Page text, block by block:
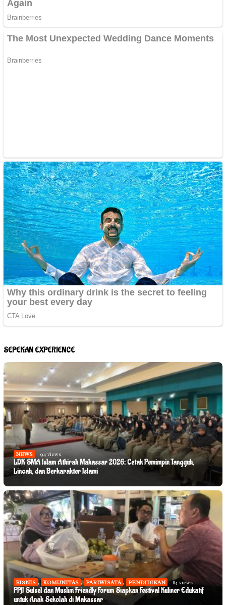
SEPEKAN EXPERIENCE
NEWS 94 views
LDK SMA Islam Athirah Makassar 2026: Cetak Pemimpin Tangguh,
Lincah, dan Berkarakter Islami
BISNIS , KOMUNITAS , PARIWISATA , PENDIDIKAN 84 views
PPJI Sulsel dan Muslim Friendly Forum Siapkan Festival Kuliner Edukatif
untuk Anak Sekolah di Makassar